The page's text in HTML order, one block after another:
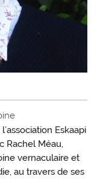
Eskaapi
Rachel Méau,
vernaculaire et
au travers de ses